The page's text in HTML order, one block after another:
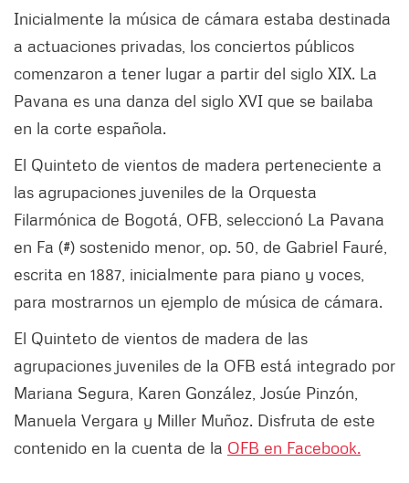
Inicialmente la música de cámara estaba destinada
a actuaciones privadas, los conciertos públicos
comenzaron a tener lugar a partir del siglo XIX. La
Pavana es una danza del siglo XVI que se bailaba
en la corte española.
El Quinteto de vientos de madera perteneciente a
las agrupaciones juveniles de la Orquesta
Filarmónica de Bogotá, OFB, seleccionó La Pavana
en Fa (#) sostenido menor, op. 50, de Gabriel Fauré,
escrita en 1887, inicialmente para piano y voces,
para mostrarnos un ejemplo de música de cámara.
El Quinteto de vientos de madera de las
agrupaciones juveniles de la OFB está integrado por
Mariana Segura, Karen González, Josúe Pinzón,
Manuela Vergara y Miller Muñoz. Disfruta de este
contenido en la cuenta de la OFB en Facebook.